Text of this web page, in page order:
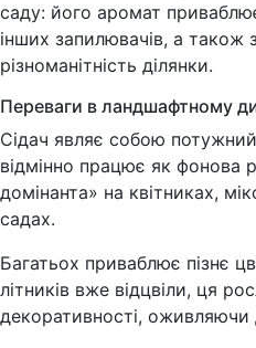
саду: його аромат
інших запилювачів, а також
різноманітність ділянки.
Переваги в ландшафтному
Сідач являє собою
відмінно працює як фонова
домінанта» на квітниках,
садах.
Багатьох приваблює пізнє
літників вже відцвіли, ця
декоративності, оживляючи